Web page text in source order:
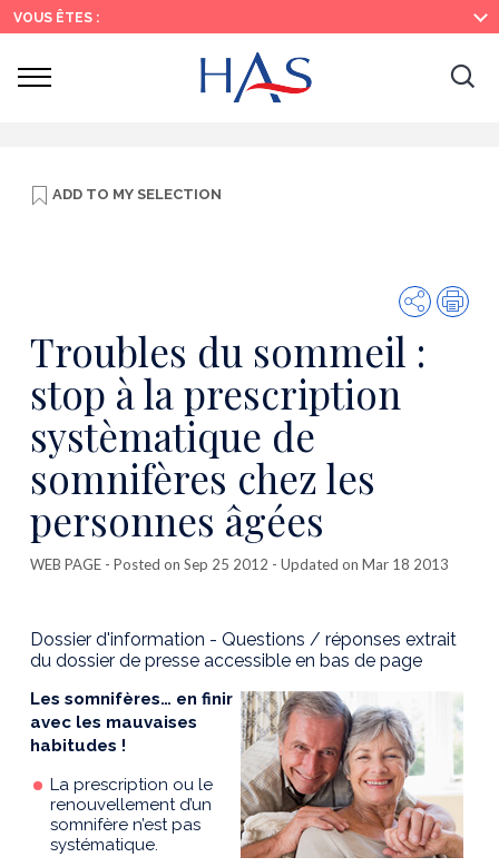
Search
Main
Menu
Main
Content
VOUS ÊTES :
Ouvrir
ADD TO MY SELECTION
Share
Troubles du sommeil :
stop à la prescription
systèmatique de
somnifères chez les
personnes âgées
WEB PAGE - Posted on Sep 25 2012 - Updated on Mar 18 2013
Dossier d'information - Questions / réponses extrait
du dossier de presse accessible en bas de page
Les somnifères… en finir
avec les mauvaises
habitudes !
La prescription ou le
renouvellement d’un
somnifère n’est pas
systématique.